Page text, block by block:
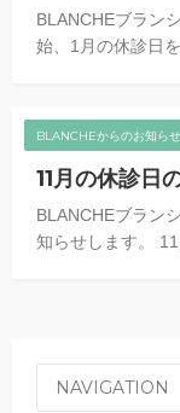
BLANCHEブラン
始、1月の休診日
BLANCHEからのお知らせ
11月の休診日
BLANCHEブラン
知らせします。
NAVIGATION